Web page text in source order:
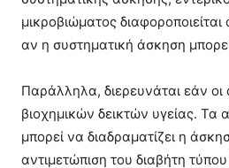
μικροβιώματος
αν η συστηματική άσκηση
Παράλληλα, διερευνάται εάν
βιοχημικών δεικτών υγείας.
μπορεί να διαδραματίζει η
αντιμετώπιση του διαβήτη